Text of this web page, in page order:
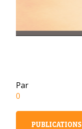
Par
0
PUBLICATIONS